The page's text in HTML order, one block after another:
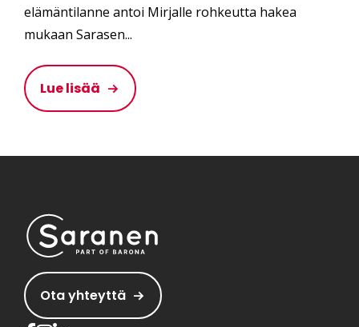
elämäntilanne antoi Mirjalle rohkeutta hakea
mukaan Sarasen...
Lue lisää
Ota yhteyttä